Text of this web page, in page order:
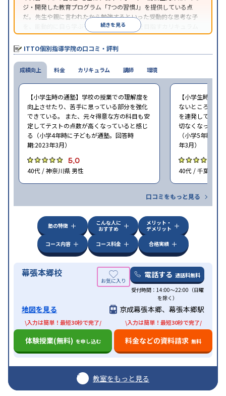
ジ・開発した教育プログラム「7つの習慣J」を提供している点
だ。先生や親に言われたから勉強するといった受動的な思考な子
を、能動的に自ら学ぶ子に育てていくことを目指すカリキュラム
である。個別指導の授業とは別に、集団授業形式の特別講座とし
て別料金で提供されるので、単なる成績アップ以上の、子どもの
心の成長を求める家庭にオススメだ。
続きを見る
ITTO個別指導学院の口コミ・評判
成績向上
【小学生時の通塾】学校の授業での理解度を
向上させたり、苦手に思っている部分を強化
できている。 また、元々得意な方の科目も安
定してテストの点数が高くなっていると感じ
る（小学4年時に子どもが通塾。回答時
期:2023年3月）
5.0
40代 / 神奈川県 男性
【小学生時の通
ないところがあ
を連発していた
切なくなった。
（小学5年時に
年3月）
40代 / 千葉県 女
口コミをもっと見る
料金 カリキュラム 講師 環境
塾の特徴
こんな人に
おすすめ
メリット・
デメリット
コース内容
コース料金 合格実績
幕張本郷校 電話する 通話料無料
受付時間：14:00〜22:00（日曜
を除く）
地図を見る 京成幕張本郷、幕張本郷駅
\入力は簡単！最短30秒で完了/
体験授業(無料) を申し込む
\入力は簡単！最短30秒で完了/
料金などの資料請求 無料
教室をもっと見る